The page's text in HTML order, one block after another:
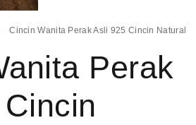
Cincin Wanita Perak Asli 925 Cincin Natural
Perak